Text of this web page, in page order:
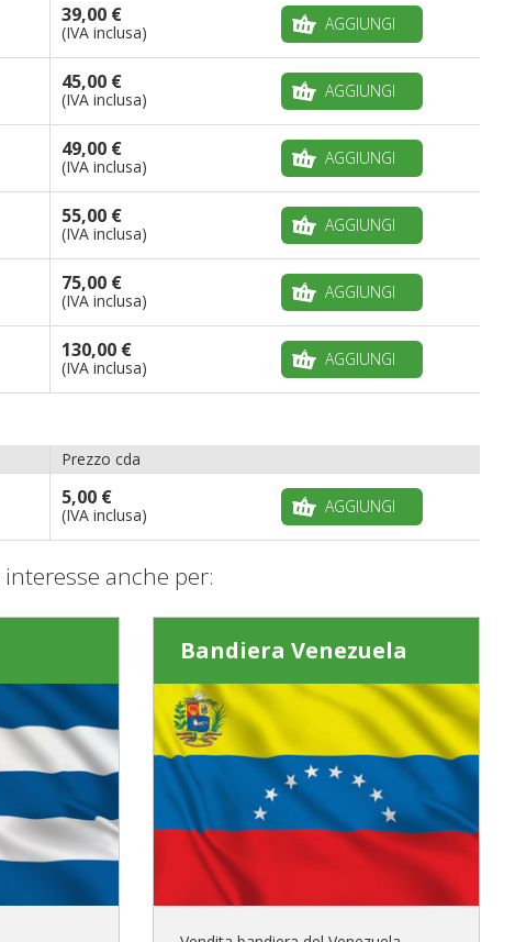
39,00 €
(IVA inclusa) AGGIUNGI
45,00 €
(IVA inclusa) AGGIUNGI
49,00 €
(IVA inclusa) AGGIUNGI
55,00 €
(IVA inclusa) AGGIUNGI
75,00 €
(IVA inclusa) AGGIUNGI
130,00 €
(IVA inclusa) AGGIUNGI
Prezzo cda
5,00 €
(IVA inclusa) AGGIUNGI
anche per:
Bandiera Venezuela